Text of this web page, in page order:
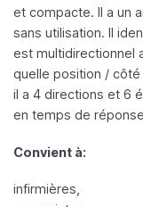
et compacte. Il a un
sans utilisation. Il
est multidirectionnel
quelle position / côté
il a 4 directions et 6
en temps de
Convient à:
infirmières,